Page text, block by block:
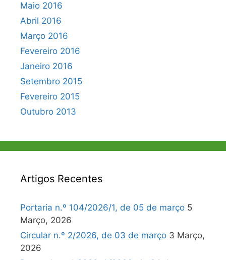
Maio 2016
Abril 2016
Março 2016
Fevereiro 2016
Janeiro 2016
Setembro 2015
Fevereiro 2015
Outubro 2013
Artigos Recentes
Portaria n.º 104/2026/1, de 05 de março 5
Março, 2026
Circular n.º 2/2026, de 03 de março 3 Março,
2026